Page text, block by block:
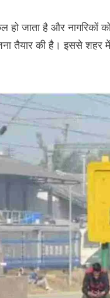
जाता है और नागरिकों
तैयार की है। इससे